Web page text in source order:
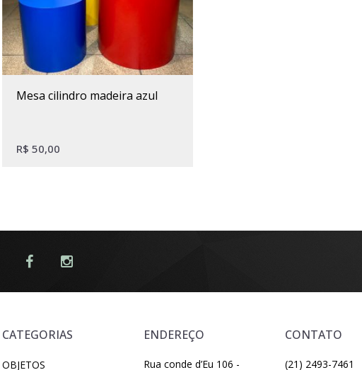
mesa cilindro madeira azul
R$ 50,00
CATEGORIAS
OBJETOS
ENDEREÇO
Rua conde d’Eu 106 -
CONTATO
(21) 2493-7461